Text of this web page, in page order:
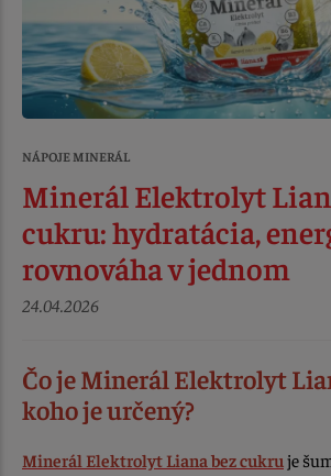
NÁPOJE MINERÁL
Minerál Elektrolyt
cukru: hydratácia,
rovnováha v jednom
24.04.2026
Čo je Minerál Elektrolyt
koho je určený?
Minerál Elektrolyt Liana bez cukru je